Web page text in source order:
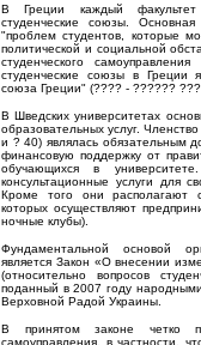
В Греции каждый факультет
студенческие союзы.
"проблем студентов, которые
политической и социальной
студенческого
студенческие союзы в Греции
союза Греции" (???? - ??????
В Шведских университетах
образовательных услуг.
и ? 40) являлась обязательным
финансовую поддержку от
обучающихся в
консультационные услуги для
Кроме того они располагают
которых осуществляют
ночные клубы).
Фундаментальной основой
является Закон «О внесении
(относительно вопросов
поданный в 2007 году
Верховной Радой Украины.
В принятом законе четко
самоуправления, в частности,